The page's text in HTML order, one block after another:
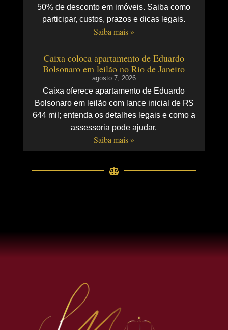
50% de desconto em imóveis. Saiba como
participar, custos, prazos e dicas legais.
Saiba mais »
Caixa coloca apartamento de Eduardo
Bolsonaro em leilão no Rio de Janeiro
agosto 7, 2026
Caixa oferece apartamento de Eduardo
Bolsonaro em leilão com lance inicial de R$
644 mil; entenda os detalhes legais e como a
assessoria pode ajudar.
Saiba mais »